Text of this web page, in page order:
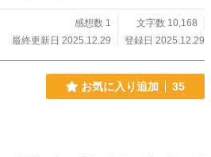
感想数 1
文字数 10,168
最終更新日 2025.12.29
登録日 2025.12.29
お気に入り追加 35